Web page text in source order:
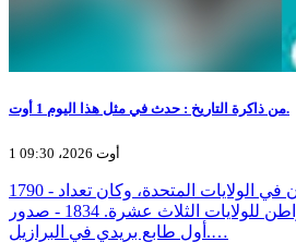
من ذاكرة التاريخ : حدث في مثل هذا اليوم 1 أوت.
1 أوت 2026، 09:30
1790 - إجراء أول تعداد للسكان في الولايات المتحدة، وكان تعداد
السكان آنذاك 4 ملايين مواطن للولايات الثلاث عشرة. 1834 - صدور
أول طابع بريدي في البرازيل.…